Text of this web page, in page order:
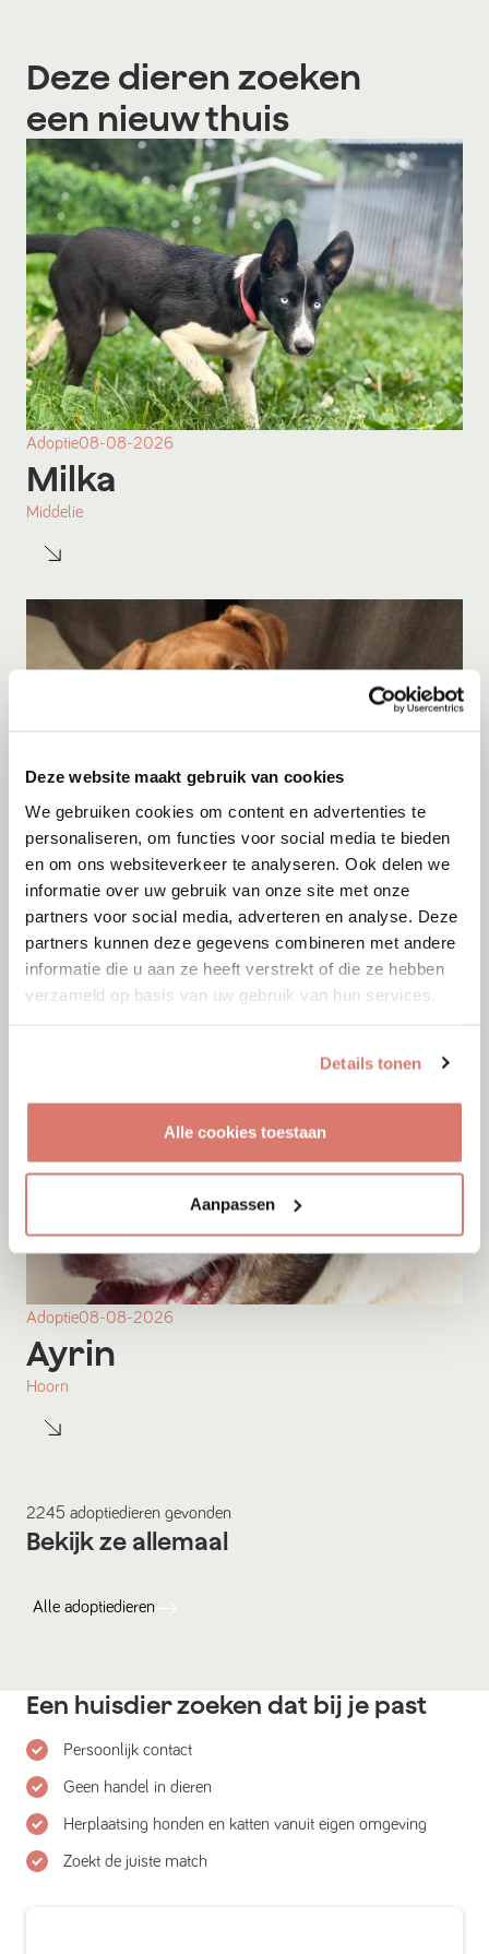
Deze website maakt gebruik van cookies
We gebruiken cookies om content en advertenties te
personaliseren, om functies voor social media te bieden
en om ons websiteverkeer te analyseren. Ook delen we
informatie over uw gebruik van onze site met onze
partners voor social media, adverteren en analyse. Deze
partners kunnen deze gegevens combineren met andere
informatie die u aan ze heeft verstrekt of die ze hebben
verzameld op basis van uw gebruik van hun services.
Details tonen
Alle cookies toestaan
Aanpassen
Deze dieren zoeken
een nieuw thuis
Adoptie08-08-2026
Milka
Middelie
Adoptie 08-08-2026
Woozles
Beringen
Adoptie08-08-2026
Ayrin
Hoorn
2245 adoptiedieren gevonden
Bekijk ze allemaal
Alle adoptiedieren
Een huisdier zoeken dat bij je past
Persoonlijk contact
Geen handel in dieren
Herplaatsing honden en katten vanuit eigen omgeving
Zoekt de juiste match